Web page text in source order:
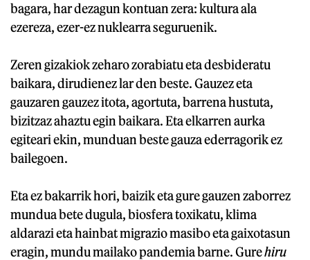
bagara, har dezagun kontuan zera: kultura ala
ezereza, ezer-ez nuklearra seguruenik.
Zeren gizakiok zeharo zorabiatu eta desbideratu
baikara, dirudienez lar den beste. Gauzez eta
gauzaren gauzez itota, agortuta, barrena hustuta,
bizitzaz ahaztu egin baikara. Eta elkarren aurka
egiteari ekin, munduan beste gauza ederragorik ez
bailegoen.
Eta ez bakarrik hori, baizik eta gure gauzen zaborrez
mundua bete dugula, biosfera toxikatu, klima
aldarazi eta hainbat migrazio masibo eta gaixotasun
eragin, mundu mailako pandemia barne. Gurehiru